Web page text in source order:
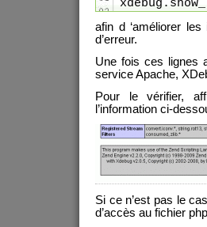
afin d ‘améliorer
d’erreur.
Une fois ces lignes
service Apache,
Pour le vérifier,
l’information ci-
Si ce n’est pas le
d’accès au fichier